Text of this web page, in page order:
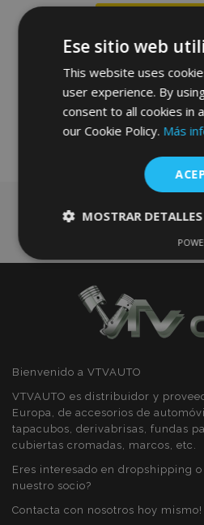
Bienvenido a VTVAUTO
VTVAUTO es distribuidor y
Europa, de accesorios de
tapacubos, derivabrisas, fundas
cubiertas cromadas, marcos, etc.
Eres interesado en dropshipping
nuestro socio?
Contacta con nosotros hoy mismo!
Ese sitio web
This website uses
user experience. By
consent to all cookies in
our Cookie Policy. Más
MOSTRAR DETALLES
estrictamente
Cookies de
Cookies
Cookies de